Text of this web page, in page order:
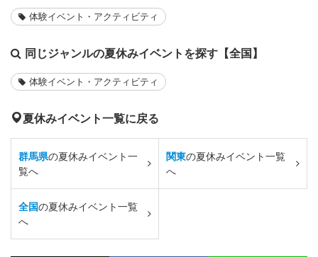
体験イベント・アクティビティ
同じジャンルの夏休みイベントを探す【全国】
体験イベント・アクティビティ
夏休みイベント一覧に戻る
群馬県の夏休みイベント一
覧へ
関東の夏休みイベント一覧
へ
全国の夏休みイベント一覧
へ